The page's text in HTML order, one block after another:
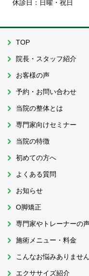
休診日：日曜・祝日
TOP
院長・スタッフ紹介
お客様の声
予約・お問い合わせ
当院の整体とは
専門家向けセミナー
当院の特徴
初めての方へ
よくある質問
お知らせ
O脚矯正
専門家やトレーナーの
施術メニュー・料金
こんなお悩みありませ
エクササイズ紹介